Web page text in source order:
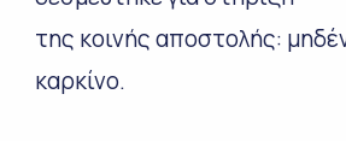
της κοινής αποστολής:
καρκίνο.